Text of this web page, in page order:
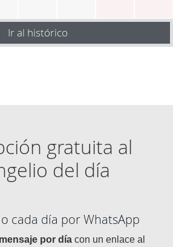
Ir al histórico
gratuita al
del día
cada día por WhatsApp
por día con un enlace al